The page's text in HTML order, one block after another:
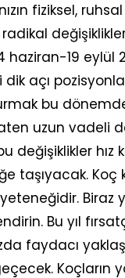
fiziksel,
19 eylül
açı
bu
uzun vadeli
değişiklikler
taşıyacak. Koç
Biraz
Bu yıl
faydacı
Koçların